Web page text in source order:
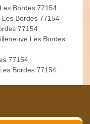
Bordes 77154
Bordes 77154
77154
Les Bordes
77154
Bordes 77154